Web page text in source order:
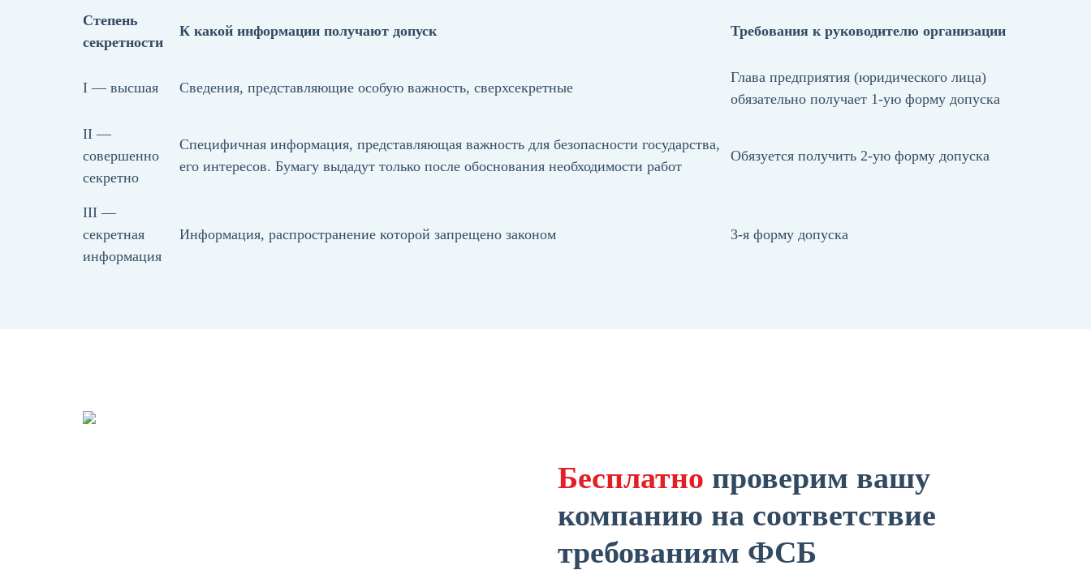
Степень
секретности
К какой информации получают допуск Требования к руководителю организации
I — высшая Сведения, представляющие особую важность, сверхсекретные
Глава предприятия (юридического лица)
обязательно получает 1-ую форму допуска
II —
совершенно
секретно
Специфичная информация, представляющая важность для безопасности государства,
его интересов. Бумагу выдадут только после обоснования необходимости работ
Обязуется получить 2-ую форму допуска
III —
секретная
информация
Информация, распространение которой запрещено законом 3-я форму допуска
Бесплатно проверим вашу
компанию на соответствие
требованиям ФСБ